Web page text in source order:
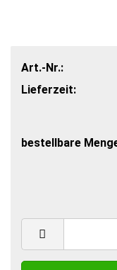
Art.-Nr.:
Lieferzeit:
bestellbare